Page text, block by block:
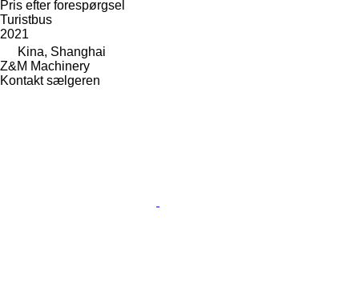
Pris efter forespørgsel
Turistbus
2021
Kina, Shanghai
Z&M Machinery
Kontakt sælgeren